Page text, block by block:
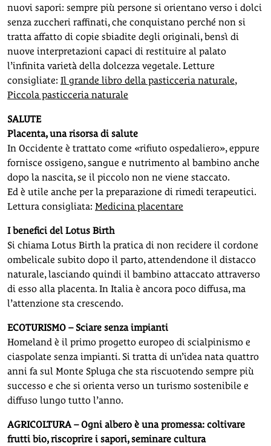
nuovi sapori: sempre più persone si orientano verso i dolci
senza zuccheri raffinati, che conquistano perché non si
tratta affatto di copie sbiadite degli originali, bensì di
nuove interpretazioni capaci di restituire al palato
l’infinita varietà della dolcezza vegetale. Letture
consigliate: Il grande libro della pasticceria naturale,
Piccola pasticceria naturale
SALUTE
Placenta, una risorsa di salute
In Occidente è trattato come «rifiuto ospedaliero», eppure
fornisce ossigeno, sangue e nutrimento al bambino anche
dopo la nascita, se il piccolo non ne viene staccato.
Ed è utile anche per la preparazione di rimedi terapeutici.
Lettura consigliata: Medicina placentare
I benefici del Lotus Birth
Si chiama Lotus Birth la pratica di non recidere il cordone
ombelicale subito dopo il parto, attendendone il distacco
naturale, lasciando quindi il bambino attaccato attraverso
di esso alla placenta. In Italia è ancora poco diffusa, ma
l’attenzione sta crescendo.
ECOTURISMO – Sciare senza impianti
Homeland è il primo progetto europeo di scialpinismo e
ciaspolate senza impianti. Si tratta di un’idea nata quattro
anni fa sul Monte Spluga che sta riscuotendo sempre più
successo e che si orienta verso un turismo sostenibile e
diffuso lungo tutto l’anno.
AGRICOLTURA – Ogni albero è una promessa: coltivare
frutti bio, riscoprire i sapori, seminare cultura